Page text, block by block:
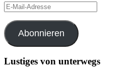
E-
Mail-
Adresse
Abonnieren
Lustiges von unterwegs